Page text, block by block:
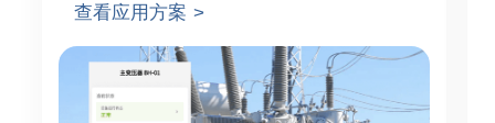
查看应用方案 >